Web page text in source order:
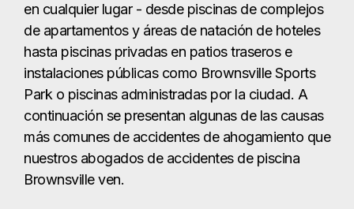
en cualquier lugar - desde piscinas de complejos
de apartamentos y áreas de natación de hoteles
hasta piscinas privadas en patios traseros e
instalaciones públicas como Brownsville Sports
Park o piscinas administradas por la ciudad. A
continuación se presentan algunas de las causas
más comunes de accidentes de ahogamiento que
nuestros abogados de accidentes de piscina
Brownsville ven.